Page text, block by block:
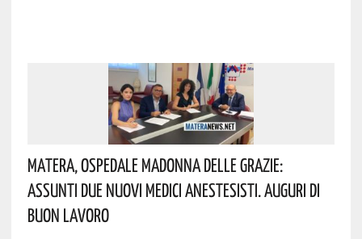
Matera, Ospedale Madonna Delle Grazie:
Assunti Due Nuovi Medici Anestesisti. Auguri Di
Buon Lavoro